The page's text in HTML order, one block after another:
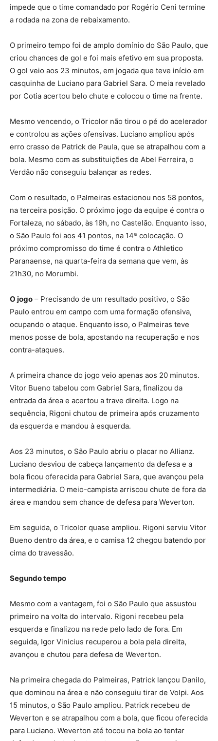
impede que o time comandado por Rogério Ceni termine
a rodada na zona de rebaixamento.
O primeiro tempo foi de amplo domínio do São Paulo, que
criou chances de gol e foi mais efetivo em sua proposta.
O gol veio aos 23 minutos, em jogada que teve início em
casquinha de Luciano para Gabriel Sara. O meia revelado
por Cotia acertou belo chute e colocou o time na frente.
Mesmo vencendo, o Tricolor não tirou o pé do acelerador
e controlou as ações ofensivas. Luciano ampliou após
erro crasso de Patrick de Paula, que se atrapalhou com a
bola. Mesmo com as substituições de Abel Ferreira, o
Verdão não conseguiu balançar as redes.
Com o resultado, o Palmeiras estacionou nos 58 pontos,
na terceira posição. O próximo jogo da equipe é contra o
Fortaleza, no sábado, às 19h, no Castelão. Enquanto isso,
o São Paulo foi aos 41 pontos, na 14ª colocação. O
próximo compromisso do time é contra o Athletico
Paranaense, na quarta-feira da semana que vem, às
21h30, no Morumbi.
O jogo – Precisando de um resultado positivo, o São
Paulo entrou em campo com uma formação ofensiva,
ocupando o ataque. Enquanto isso, o Palmeiras teve
menos posse de bola, apostando na recuperação e nos
contra-ataques.
A primeira chance do jogo veio apenas aos 20 minutos.
Vitor Bueno tabelou com Gabriel Sara, finalizou da
entrada da área e acertou a trave direita. Logo na
sequência, Rigoni chutou de primeira após cruzamento
da esquerda e mandou à esquerda.
Aos 23 minutos, o São Paulo abriu o placar no Allianz.
Luciano desviou de cabeça lançamento da defesa e a
bola ficou oferecida para Gabriel Sara, que avançou pela
intermediária. O meio-campista arriscou chute de fora da
área e mandou sem chance de defesa para Weverton.
Em seguida, o Tricolor quase ampliou. Rigoni serviu Vitor
Bueno dentro da área, e o camisa 12 chegou batendo por
cima do travessão.
Segundo tempo
Mesmo com a vantagem, foi o São Paulo que assustou
primeiro na volta do intervalo. Rigoni recebeu pela
esquerda e finalizou na rede pelo lado de fora. Em
seguida, Igor Vinicius recuperou a bola pela direita,
avançou e chutou para defesa de Weverton.
Na primeira chegada do Palmeiras, Patrick lançou Danilo,
que dominou na área e não conseguiu tirar de Volpi. Aos
15 minutos, o São Paulo ampliou. Patrick recebeu de
Weverton e se atrapalhou com a bola, que ficou oferecida
para Luciano. Weverton até tocou na bola ao tentar